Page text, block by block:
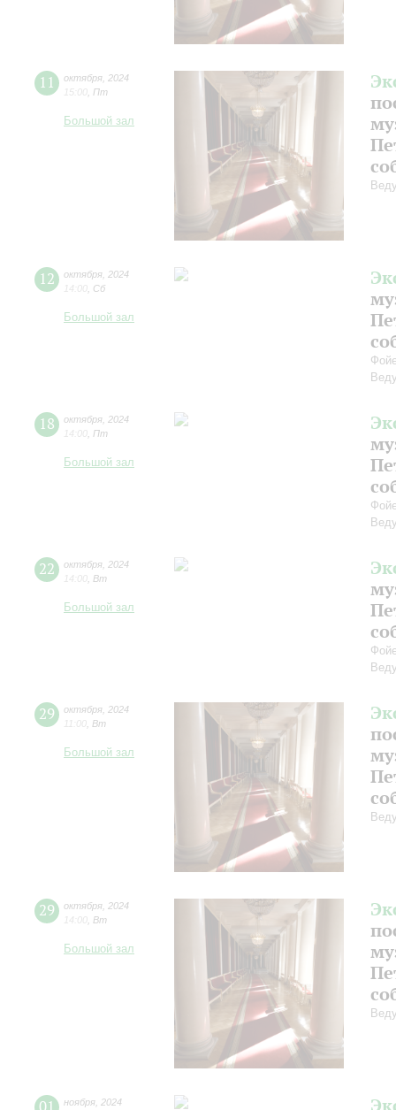
11 октября 2024
15:00 Пт
Большой зал
12 октября 2024
14:00 Сб
Большой зал
18 октября 2024
14:00 Пт
Большой зал
22 октября 2024
14:00 Вт
Большой зал
29 октября 2024
11:00 Вт
Большой зал
29 октября 2024
14:00 Вт
Большой зал
ноября 2024